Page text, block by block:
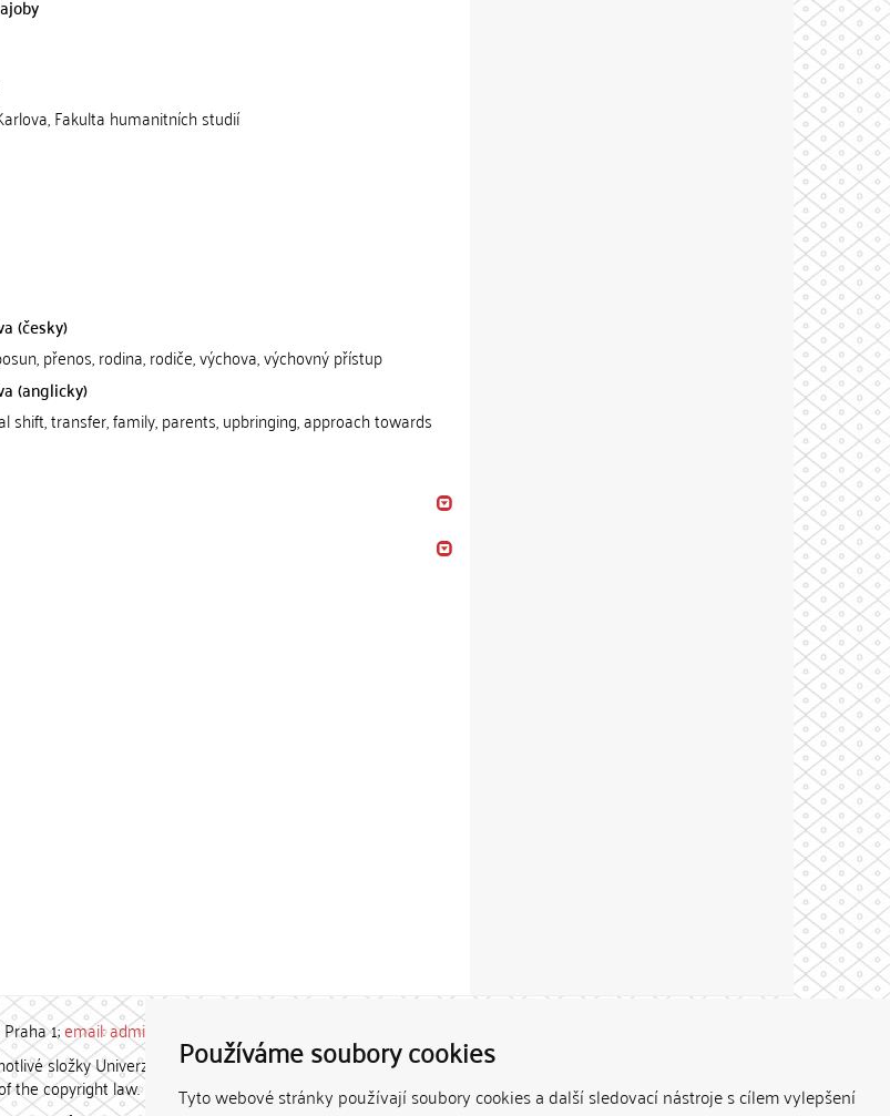
Používáme soubory cookies
Tyto webové stránky používají soubory cookies a další sledovací nástroje s cílem vylepšení
Fakulta humanitních studií
(česky)
přenos, rodina, rodiče, výchova, výchovný přístup
(anglicky)
shift, transfer, family, parents, upbringing, approach towards
1;email: admin-repozitar [at] cuni.cz
složky Univerzity Karlovy. / Each constituent
the copyright law.